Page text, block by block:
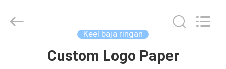
RUMAH
Keel baja ringan
Custom Logo Paper